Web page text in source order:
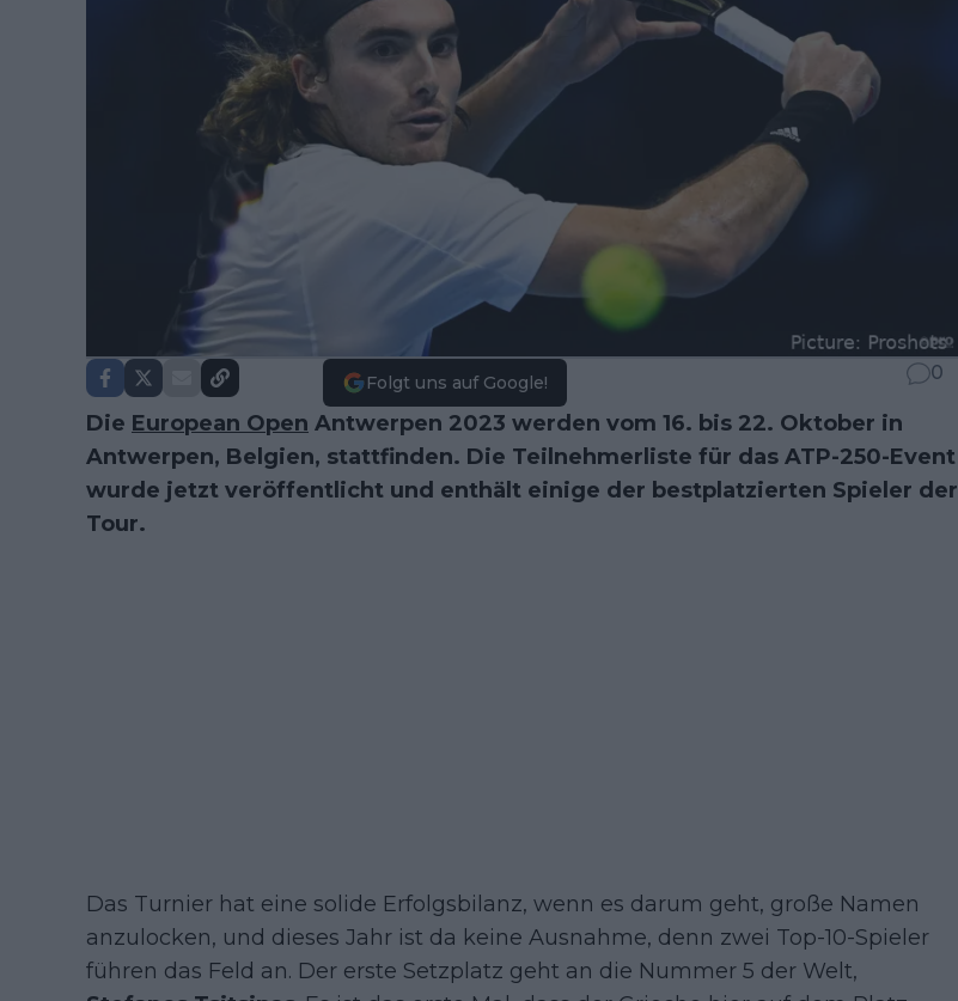
Folgt uns auf Google! 0
Die European Open Antwerpen 2023 werden vom 16. bis 22. Oktober in
Antwerpen, Belgien, stattfinden. Die Teilnehmerliste für das ATP-250-Event
wurde jetzt veröffentlicht und enthält einige der bestplatzierten Spieler der
Tour.
Das Turnier hat eine solide Erfolgsbilanz, wenn es darum geht, große Namen
anzulocken, und dieses Jahr ist da keine Ausnahme, denn zwei Top-10-Spieler
führen das Feld an. Der erste Setzplatz geht an die Nummer 5 der Welt,